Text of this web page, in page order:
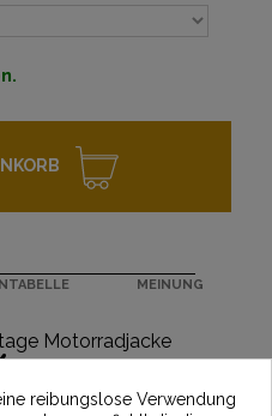
MEINUNG
Motorradjacke
auf Ihre erste
reibungslose Verwendung